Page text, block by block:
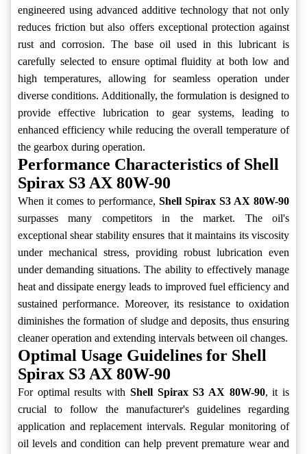
engineered using advanced additive technology that not only
reduces friction but also offers exceptional protection against
rust and corrosion. The base oil used in this lubricant is
carefully selected to ensure optimal fluidity at both low and
high temperatures, allowing for seamless operation under
diverse conditions. Additionally, the formulation is designed to
provide effective lubrication to gear systems, leading to
enhanced efficiency while reducing the overall temperature of
the gearbox during operation.
Performance Characteristics of Shell
Spirax S3 AX 80W-90
When it comes to performance, Shell Spirax S3 AX 80W-90
surpasses many competitors in the market. The oil's
exceptional shear stability ensures that it maintains its viscosity
under mechanical stress, providing robust lubrication even
under demanding situations. The ability to effectively manage
heat and dissipate energy leads to improved fuel efficiency and
sustained performance. Moreover, its resistance to oxidation
diminishes the formation of sludge and deposits, thus ensuring
cleaner operation and extending intervals between oil changes.
Optimal Usage Guidelines for Shell
Spirax S3 AX 80W-90
For optimal results with Shell Spirax S3 AX 80W-90, it is
crucial to follow the manufacturer's guidelines regarding
application and replacement intervals. Regular monitoring of
oil levels and condition can help prevent premature wear and